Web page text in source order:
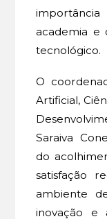
academia e
tecnológico.
O
Artificial,
Saraiva
do
satisfação
ambiente
inovação e